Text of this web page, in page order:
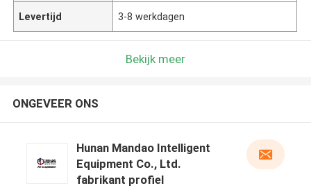
Levertijd 3-8 werkdagen
Bekijk meer
ONGEVEER ONS
Hunan Mandao Intelligent
Equipment Co., Ltd.
fabrikant profiel